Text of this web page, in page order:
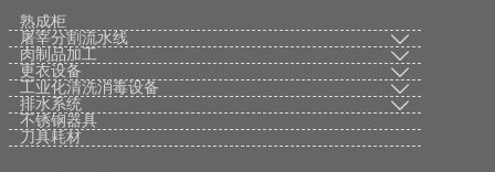
熟成柜
屠宰分割流水线

肉制品加工 
更衣设备 
工业化清洗消毒设备 
排水系统 
不锈钢器具
刀具耗材